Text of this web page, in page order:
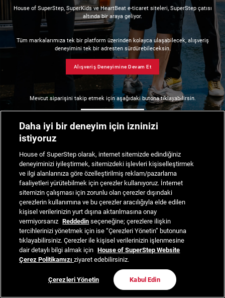
House of SuperStep, SuperKids ve HeartBeat e-ticaret siteleri, SuperStep çatısı
altında bir araya geliyor.
Tüm markalarımıza tek bir platform üzerinden kolayca ulaşabilecek, alışveriş
deneyimini tek bir adresten sürdürebileceksin.
Alışveriş Deneyimine Devam Et
Mevcut siparişini takip etmek için aşağıdaki butona tıklayabilirsin.
Daha iyi bir deneyim için izninizi
istiyoruz
House of SuperStep olarak, internet sitemizde edindiğiniz
deneyiminizi iyileştirmek, sitemizdeki işlevleri kişiselleştirmek
ve ilgi alanlarınıza göre özelleştirilmiş reklam/pazarlama
faaliyetleri yürütebilmek için çerezler kullanıyoruz. İnternet
sitemizin çalışması için zorunlu olan çerezler dışındaki
çerezlerin kullanımına ve bu çerezler aracılığıyla elde edilen
kişisel verilerinizin yurt dışına aktarılmasına onay
vermiyorsanız Reddedin seçeneğine; çerezlere ilişkin
tercihlerinizi yönetmek için ise “Çerezleri Yönetin” butonuna
tıklayabilirsiniz. Çerezler ile kişisel verilerinizin işlenmesine
dair detaylı bilgi almak için House of SuperStep Website
Çerez Politikamızıziyaret edebilirsiniz.
Çerezleri Yönetin Kabul Edin